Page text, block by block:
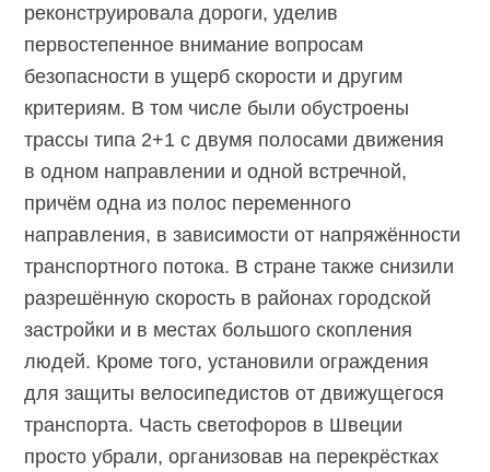
реконструировала дороги, уделив
первостепенное внимание вопросам
безопасности в ущерб скорости и другим
критериям. В том числе были обустроены
трассы типа 2+1 с двумя полосами движения
в одном направлении и одной встречной,
причём одна из полос переменного
направления, в зависимости от напряжённости
транспортного потока. В стране также снизили
разрешённую скорость в районах городской
застройки и в местах большого скопления
людей. Кроме того, установили ограждения
для защиты велосипедистов от движущегося
транспорта. Часть светофоров в Швеции
просто убрали, организовав на перекрёстках